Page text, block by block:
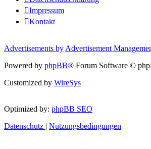
Impressum
Kontakt
Advertisements by Advertisement
Powered by phpBB® Forum Software ©
Customized by WireSys
Optimized by: phpBB SEO
Datenschutz | Nutzungsbedingungen